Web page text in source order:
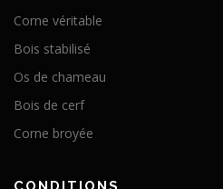
Corne véritable
Bois stabilisé
Os de chameau
Bois de cerf
Corne broyée